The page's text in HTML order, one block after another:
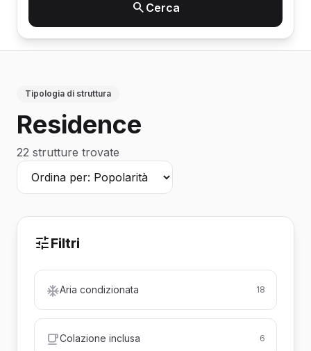
Cerca
Tipologia di struttura
Residence
22 strutture trovate
Filtri
Aria condizionata 18
Colazione inclusa 6